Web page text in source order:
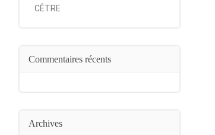
CÊTRE
Commentaires récents
Archives